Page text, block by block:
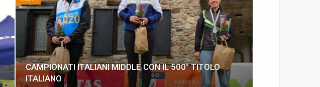
CAMPIONATI ITALIANI MIDDLE CON IL 500° TITOLO
ITALIANO